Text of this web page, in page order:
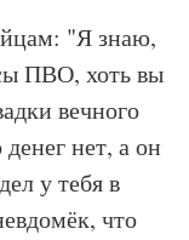
"Я знаю,
ПВО, хоть вы
вечного
нет, а он
у тебя в
что